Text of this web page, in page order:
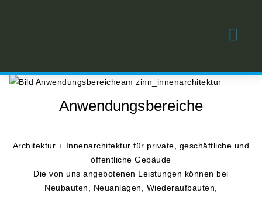
Anwendungsbereiche
Architektur + Innenarchitektur für private, geschäftliche und
öffentliche Gebäude
Die von uns angebotenen Leistungen können bei
Neubauten, Neuanlagen, Wiederaufbauten,